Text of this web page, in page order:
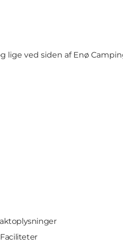
ved siden af Enø
Faciliteter